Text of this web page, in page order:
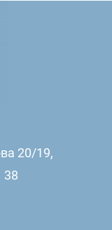
20/19,
38